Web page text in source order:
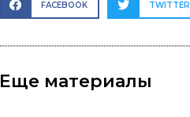
FACEBOOK TWITTER
Еще материалы